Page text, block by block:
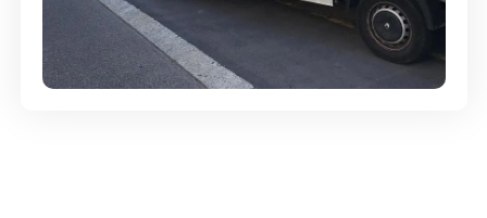
Günstige Umzüge - Hervorragender
Service